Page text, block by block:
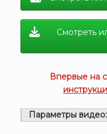
Смотреть
Впервые на
Параметры видео: